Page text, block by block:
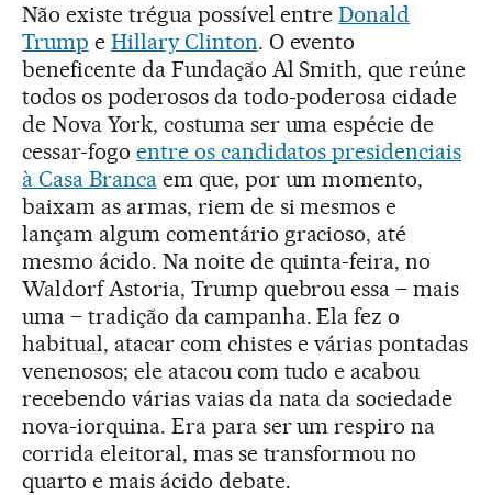
Não existe trégua possível entreDonald
Trump e Hillary Clinton. O evento
beneficente da Fundação Al Smith, que reúne
todos os poderosos da todo-poderosa cidade
de Nova York, costuma ser uma espécie de
cessar-fogo entre os candidatos presidenciais
à Casa Brancaem que, por um momento,
baixam as armas, riem de si mesmos e
lançam algum comentário gracioso, até
mesmo ácido. Na noite de quinta-feira, no
Waldorf Astoria, Trump quebrou essa – mais
uma – tradição da campanha. Ela fez o
habitual, atacar com chistes e várias pontadas
venenosos; ele atacou com tudo e acabou
recebendo várias vaias da nata da sociedade
nova-iorquina. Era para ser um respiro na
corrida eleitoral, mas se transformou no
quarto e mais ácido debate.